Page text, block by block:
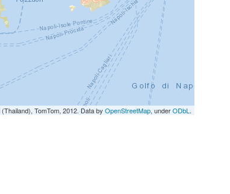
TomTom, 2012. Data by OpenStreetMap, underODbL.